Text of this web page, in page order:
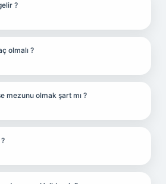
?
olmalı ?
mezunu olmak şart mı ?